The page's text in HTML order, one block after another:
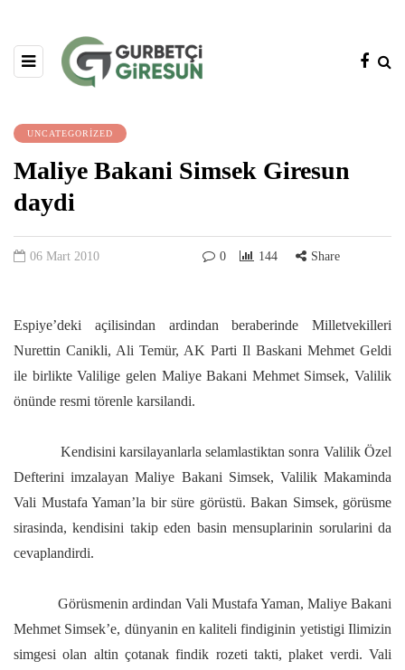
UNCATEGORIZED
Maliye Bakani Simsek Giresun
daydi
06 Mart 2010 0 144 Share
Espiye’deki açilisindan ardindan beraberinde Milletvekilleri
Nurettin Canikli, Ali Temür, AK Parti Il Baskani Mehmet Geldi
ile birlikte Valilige gelen Maliye Bakani Mehmet Simsek, Valilik
önünde resmi törenle karsilandi.
Kendisini karsilayanlarla selamlastiktan sonra Valilik Özel
Defterini imzalayan Maliye Bakani Simsek, Valilik Makaminda
Vali Mustafa Yaman’la bir süre görüstü. Bakan Simsek, görüsme
sirasinda, kendisini takip eden basin mensuplarinin sorularini da
cevaplandirdi.
Görüsmenin ardindan Vali Mustafa Yaman, Maliye Bakani
Mehmet Simsek’e, dünyanin en kaliteli findiginin yetistigi Ilimizin
simgesi olan altin çotanak findik rozeti takti, plaket verdi. Vali